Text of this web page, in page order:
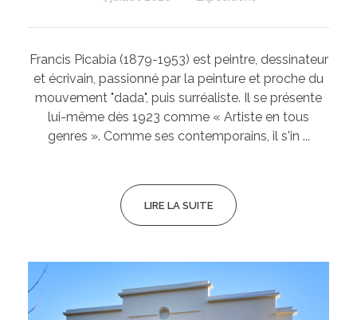
Francis Picabia (1879-1953) est peintre, dessinateur
et écrivain, passionné par la peinture et proche du
mouvement "dada", puis surréaliste. Il se présente
lui-même dès 1923 comme « Artiste en tous
genres ». Comme ses contemporains, il s'in ...
LIRE LA SUITE